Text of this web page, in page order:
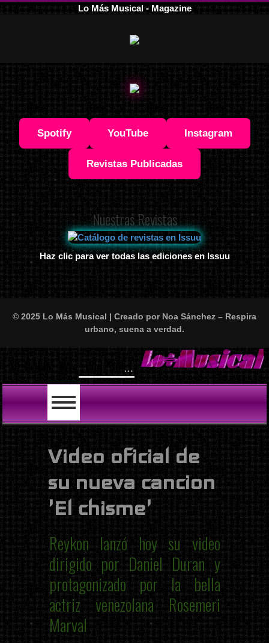
Lo Más Musical - Magazine
Spotify YouTube Instagram
Revistas Publicadas
Nuestras Revistas
Haz clic para ver todas las ediciones en Issuu
© 2025 Lo Más Musical | Creado por Noa Sánchez – Respira
urbano, suena a verdad.
LO ÚLTIMO Will Smith se tira un temazo con India Martínez y nos deja locos: “First Love” ya está aquí y es puro fuego fino
Video oficial de
su nueva cancion
'El chisme'
Reykon lanzó hoy su video
dirigido por Daniel Duran y
protagonizado por la bella
actriz venezolana Rosemeri
Marval